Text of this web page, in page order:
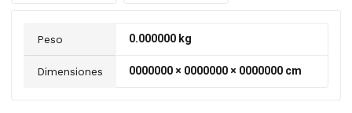
Peso 0.000000 kg
Dimensiones 0000000 × 0000000 × 0000000 cm